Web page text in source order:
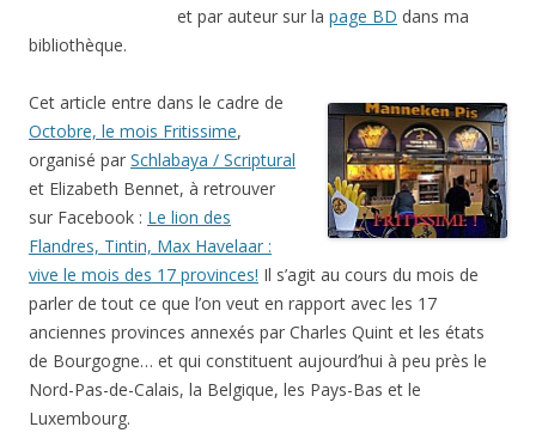
et par auteur sur la page BD dans ma
bibliothèque.
Cet article entre dans le cadre de
Octobre, le mois Fritissime,
organisé par Schlabaya / Scriptural
et Elizabeth Bennet, à retrouver
sur Facebook : Le lion des
Flandres, Tintin, Max Havelaar :
vive le mois des 17 provinces! Il s’agit au cours du mois de
parler de tout ce que l’on veut en rapport avec les 17
anciennes provinces annexés par Charles Quint et les états
de Bourgogne… et qui constituent aujourd’hui à peu près le
Nord-Pas-de-Calais, la Belgique, les Pays-Bas et le
Luxembourg.